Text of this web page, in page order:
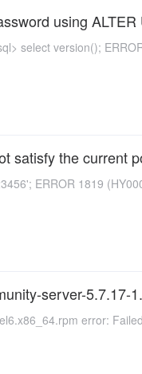
using
select version();
satisfy the current
ERROR 1819
server-5.7.17-